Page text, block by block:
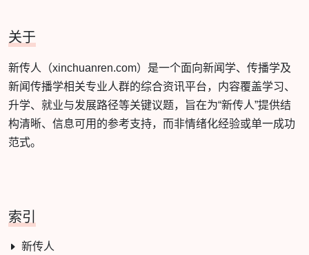
关于
新传人（xinchuanren.com）是一个面向新闻学、传播学及
新闻传播学相关专业人群的综合资讯平台，内容覆盖学习、
升学、就业与发展路径等关键议题，旨在为“新传人”提供结
构清晰、信息可用的参考支持，而非情绪化经验或单一成功
范式。
索引
新传人